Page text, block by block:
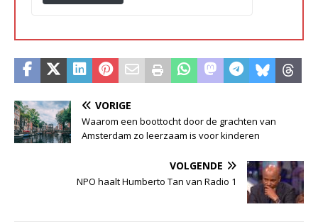
VORIGE
Waarom een boottocht door de grachten van
Amsterdam zo leerzaam is voor kinderen
VOLGENDE
NPO haalt Humberto Tan van Radio 1